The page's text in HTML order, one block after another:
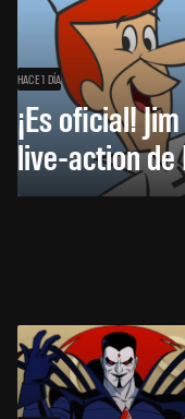
HACE 1 DÍA
¡Es oficial!
live-action de